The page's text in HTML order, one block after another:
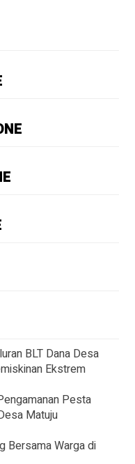
BLT Dana Desa
Ekstrem
Pesta
Matuju
Bersama Warga di